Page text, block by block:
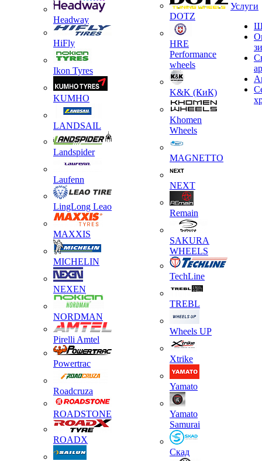
Headway
HiFly
Ikon Tyres
KUMHO
LANDSAIL
Landspider
Laufenn
LingLong Leao
MAXXIS
MICHELIN
NEXEN
NORDMAN
Pirelli Amtel
Powertrac
Roadcruza
ROADSTONE
ROADX
DOTZ
HRE
Performance
wheels
K&K (КиК)
Khomen
Wheels
MAGNETTO
NEXT
Remain
SAKURA
WHEELS
TechLine
TREBL
Wheels UP
Xtrike
Yamato
Yamato
Samurai
Скад
Услуги